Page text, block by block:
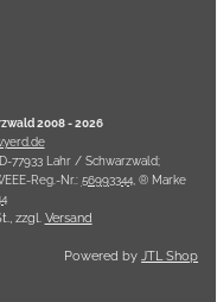
2008 -2026
77933 Lahr / Schwarzwald;
Reg.-Nr.: 56993344, ® Marke
zzgl. Versand
Powered byJTL Shop